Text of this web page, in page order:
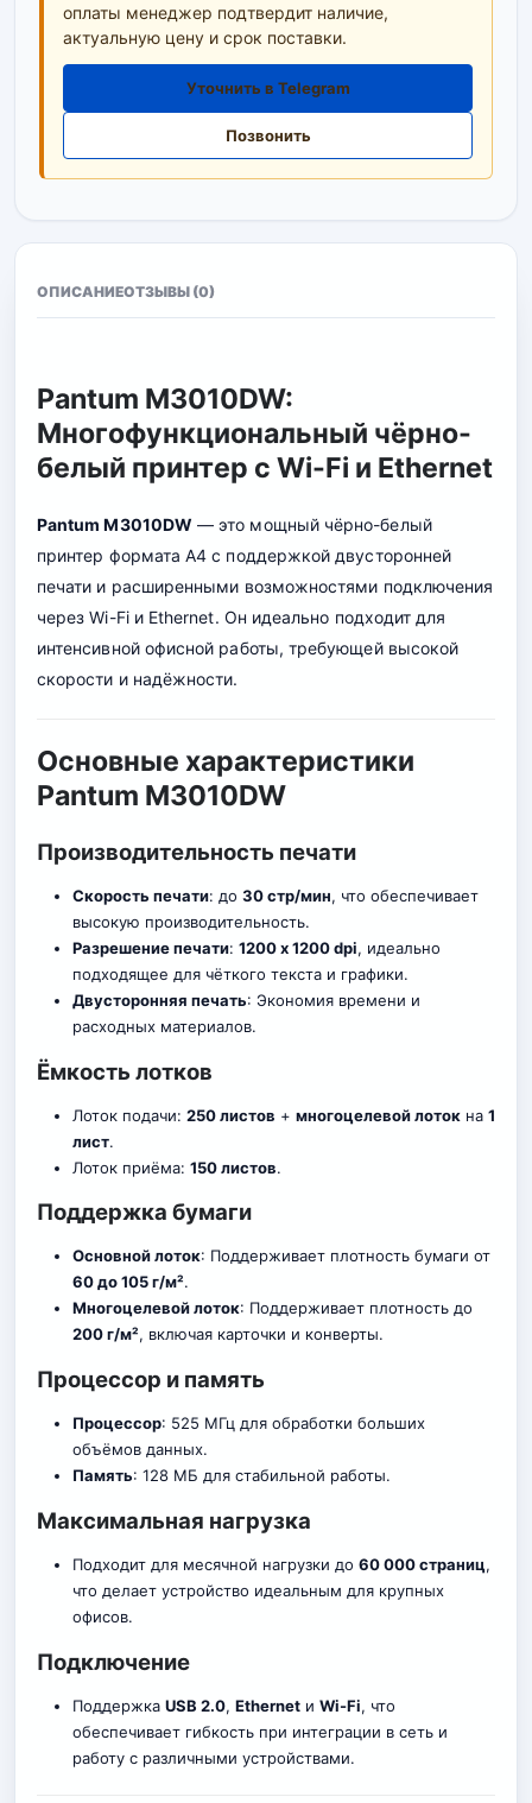
оплаты менеджер подтвердит наличие,
актуальную цену и срок поставки.
Уточнить в Telegram
Позвонить
ОПИСАНИЕОТЗЫВЫ (0)
Pantum M3010DW:
Многофункциональный чёрно-
белый принтер с Wi-Fi и Ethernet
Pantum M3010DW — это мощный чёрно-белый
принтер формата A4 с поддержкой двусторонней
печати и расширенными возможностями подключения
через Wi-Fi и Ethernet. Он идеально подходит для
интенсивной офисной работы, требующей высокой
скорости и надёжности.
Основные характеристики
Pantum M3010DW
Производительность печати
Скорость печати: до 30 стр/мин, что обеспечивает
высокую производительность.
Разрешение печати: 1200 x 1200 dpi, идеально
подходящее для чёткого текста и графики.
Двусторонняя печать: Экономия времени и
расходных материалов.
Ёмкость лотков
Лоток подачи: 250 листов + многоцелевой лотокна 1
лист.
Лоток приёма: 150 листов.
Поддержка бумаги
Основной лоток: Поддерживает плотность бумаги от
60 до 105 г/м².
Многоцелевой лоток: Поддерживает плотность до
200 г/м², включая карточки и конверты.
Процессор и память
Процессор: 525 МГц для обработки больших
объёмов данных.
Память: 128 МБ для стабильной работы.
Максимальная нагрузка
Подходит для месячной нагрузки до 60 000 страниц,
что делает устройство идеальным для крупных
офисов.
Подключение
Поддержка USB 2.0, Ethernetи Wi-Fi, что
обеспечивает гибкость при интеграции в сеть и
работу с различными устройствами.